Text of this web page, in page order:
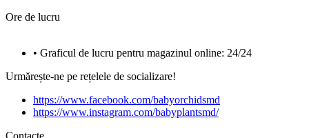
Ore de lucru
• Graficul de lucru pentru magazinul online: 24/24
Urmărește-ne pe rețelele de socializare!
https://www.facebook.com/babyorchidsmd
https://www.instagram.com/babyplantsmd/
Contacte